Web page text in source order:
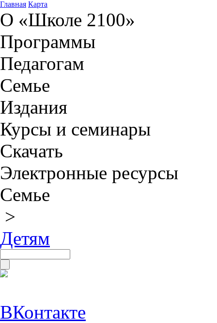
Главная Карта
О «Школе 2100»
Программы
Педагогам
Семье
Издания
Курсы и семинары
Скачать
Электронные ресурсы
Семье
>
Детям
ВКонтакте